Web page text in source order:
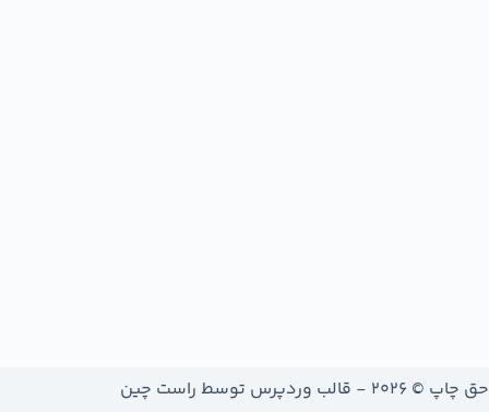
حق چاپ © 2026 - قالب وردپرس توسط راست چین